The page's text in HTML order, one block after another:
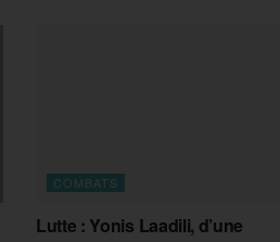
COMBATS
Lutte : Yonis Laadili, d’une